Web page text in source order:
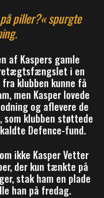
piller?« spurgte
af Kaspers gamle
i en
fra klubben kunne få
men Kasper lovede
og aflevere de
som klubben støttede
Defence-fund.
ikke Kasper Vetter
der kun tænkte på
stak ham en plade
han på fredag.